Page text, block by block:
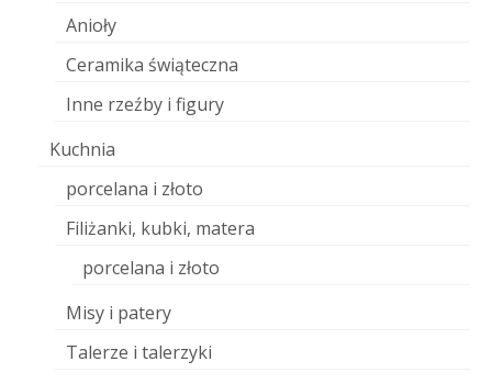
Anioły
Ceramika świąteczna
Inne rzeźby i figury
Kuchnia
porcelana i złoto
Filiżanki, kubki, matera
porcelana i złoto
Misy i patery
Talerze i talerzyki